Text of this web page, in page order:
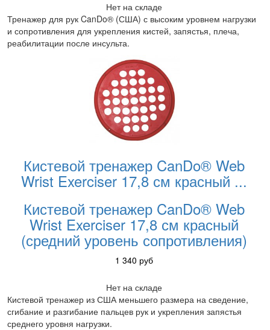
Нет на складе
Тренажер для рук CanDo® (США) с высоким уровнем нагрузки
и сопротивления для укрепления кистей, запястья, плеча,
реабилитации после инсульта.
Кистевой тренажер CanDo® Web
Wrist Exerciser 17,8 см красный ...
Кистевой тренажер CanDo® Web
Wrist Exerciser 17,8 см красный
(средний уровень сопротивления)
1 340 руб
Нет на складе
Кистевой тренажер из США меньшего размера на сведение,
сгибание и разгибание пальцев рук и укрепления запястья
среднего уровня нагрузки.